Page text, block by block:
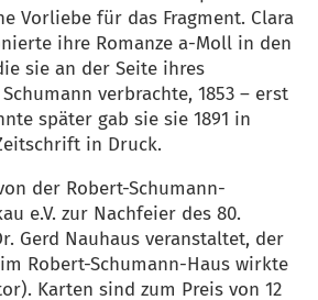
Vorliebe für das Fragment. Clara
ihre Romanze a-Moll in den
sie an der Seite ihres
verbrachte, 1853 – erst
später gab sie sie 1891 in
in Druck.
der Robert-Schumann-
e.V. zur Nachfeier des 80.
Gerd Nauhaus veranstaltet, der
Robert-Schumann-Haus wirkte
Karten sind zum Preis von 12